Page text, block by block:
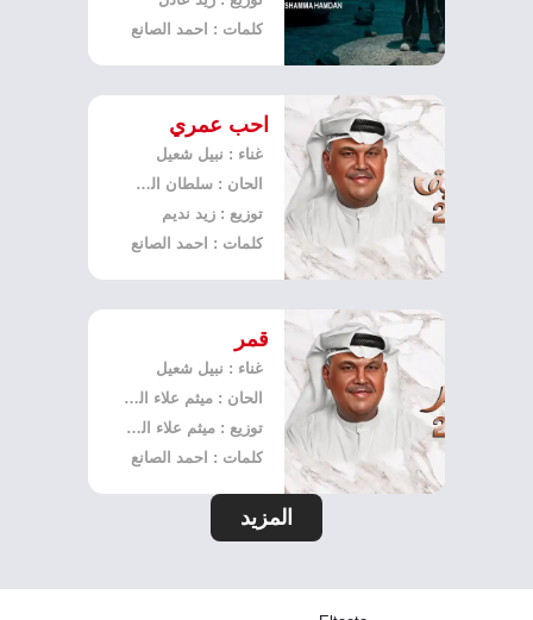
كلمات : احمد الصانع
احب عمري
غناء : نبيل شعيل
الحان : سلطان السيف
توزيع : زيد نديم
كلمات : احمد الصانع
قمر
غناء : نبيل شعيل
الحان : ميثم علاء الدين
توزيع : ميثم علاء الدين
كلمات : احمد الصانع
المزيد